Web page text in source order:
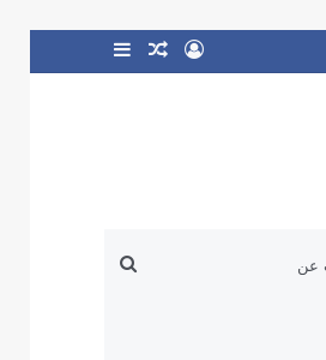
إضافةمقالتسجيل
بحث